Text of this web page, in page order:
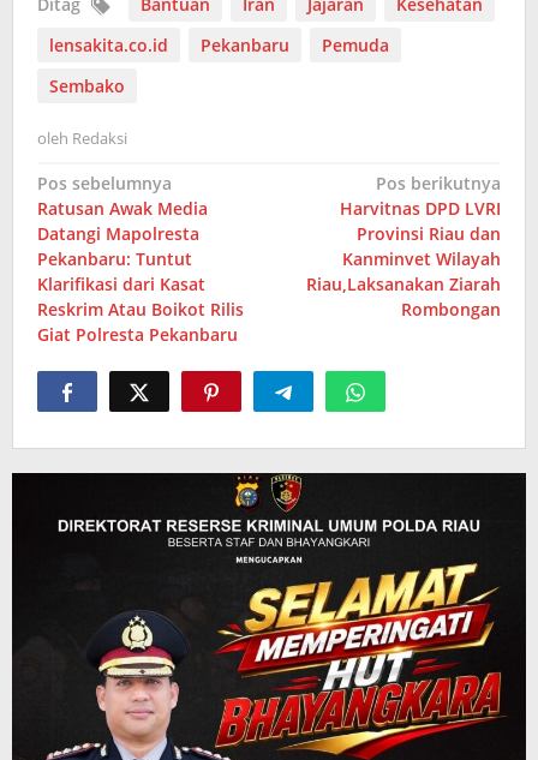
lensakita.co.id
Pekanbaru
Pemuda
Sembako
oleh Redaksi
Navigasi
pos
Pos sebelumnya
Ratusan Awak Media
Datangi Mapolresta
Pekanbaru: Tuntut
Klarifikasi dari Kasat
Reskrim Atau Boikot Rilis
Giat Polresta Pekanbaru
Pos berikutnya
Harvitnas DPD LVRI
Provinsi Riau dan
Kanminvet Wilayah
Riau,Laksanakan Ziarah
Rombongan